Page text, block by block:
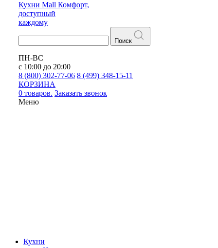
Кухни Mall Комфорт,
доступный
каждому
Поиск
ПН-ВС
с 10:00 до 20:00
8 (800) 302-77-06 8 (499) 348-15-11
КОРЗИНА
0 товаров. Заказать звонок
Меню
Кухни